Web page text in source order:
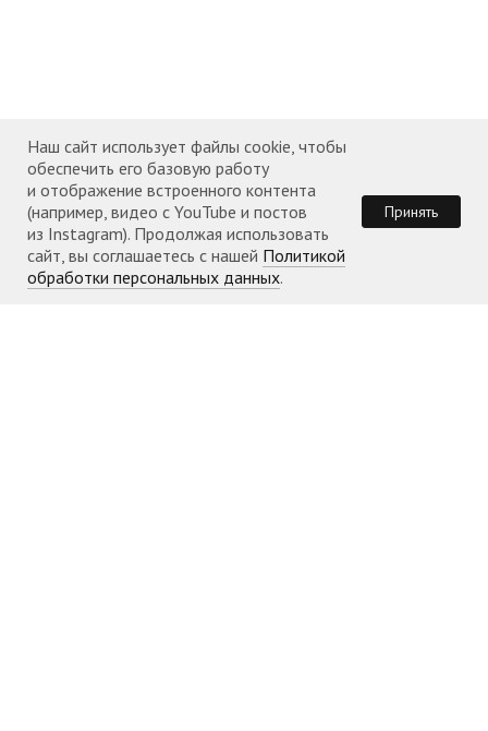
Наш сайт использует файлы cookie, чтобы
обеспечить его базовую работу
и отображение встроенного контента
(например, видео с YouTube и постов
из Instagram). Продолжая использовать
сайт, вы соглашаетесь с нашей Политикой
обработки персональных данных.
Принять